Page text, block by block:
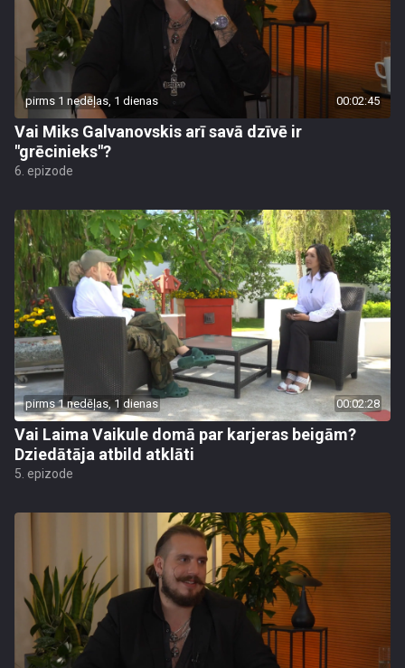
pirms 1 nedēļas, 1 dienas 00:02:45
Vai Miks Galvanovskis arī savā dzīvē ir
"grēcinieks"?
6. epizode
pirms 1 nedēļas, 1 dienas 00:02:28
Vai Laima Vaikule domā par karjeras beigām?
Dziedātāja atbild atklāti
5. epizode